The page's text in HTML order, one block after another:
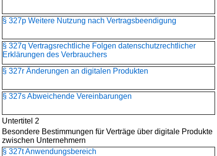
§ 327p Weitere Nutzung nach Vertragsbeendigung
§ 327q Vertragsrechtliche Folgen datenschutzrechtlicher
Erklärungen des Verbrauchers
§ 327r Änderungen an digitalen Produkten
§ 327s Abweichende Vereinbarungen
Untertitel 2
Besondere Bestimmungen für Verträge über digitale Produkte
zwischen Unternehmern
§ 327t Anwendungsbereich